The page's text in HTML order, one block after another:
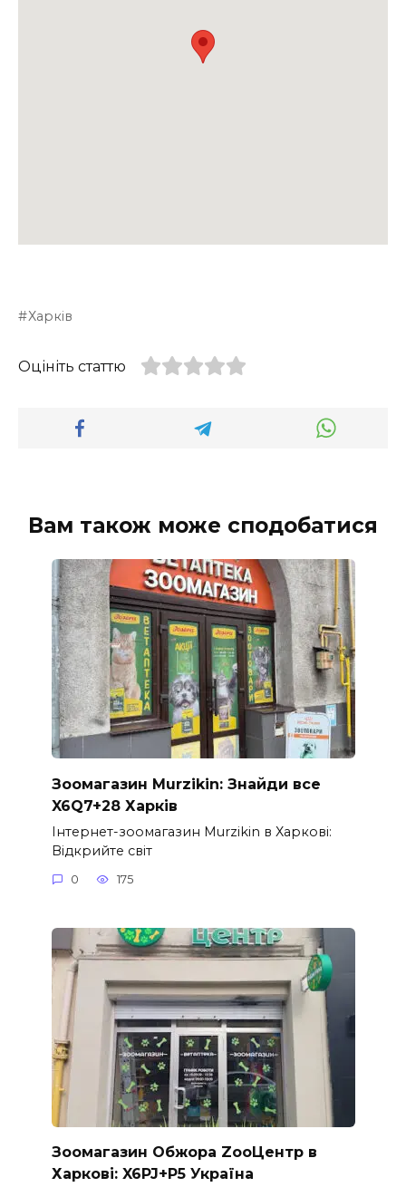
Харків
Оцініть статтю
Вам також може сподобатися
Зоомагазин Murzikin: Знайди все
X6Q7+28 Харків
Інтернет-зоомагазин Murzikin в Харкові:
Відкрийте світ
0 175
Зоомагазин Обжора ZooЦентр в
Харкові: X6PJ+P5 Україна